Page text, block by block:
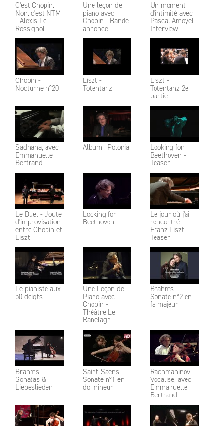
C'est Chopin.
Non, c'est NTM
- Alexis Le
Rossignol
Une leçon de
piano avec
Chopin - Bande-
annonce
Un moment
d'intimité avec
Pascal Amoyel -
Interview
Chopin -
Nocturne n°20
Liszt -
Totentanz
Liszt -
Totentanz 2e
partie
Sadhana, avec
Emmanuelle
Bertrand
Album : Polonia
Looking for
Beethoven -
Teaser
Le Duel - Joute
d'improvisation
entre Chopin et
Liszt
Looking for
Beethoven
Le jour où j'ai
rencontré
Franz Liszt -
Teaser
Le pianiste aux
50 doigts
Une Leçon de
Piano avec
Chopin -
Théâtre Le
Ranelagh
Brahms -
Sonate n°2 en
fa majeur
Brahms -
Sonatas &
Liebeslieder
Saint-Saëns -
Sonate n°1 en
do mineur
Rachmaninov -
Vocalise, avec
Emmanuelle
Bertrand